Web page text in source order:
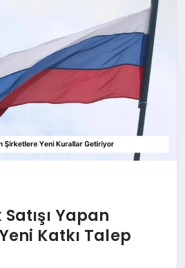
Yapan
Katkı Talep